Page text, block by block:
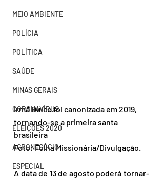
MEIO AMBIENTE
POLÍCIA
POLÍTICA
SAÚDE
MINAS GERAIS
CORONAVÍRUS
ELEIÇÕES 2020
AGRONEGÓCIO
ESPECIAL
Irmã Dulce foi canonizada em 2019,
tornando-se a primeira santa
brasileira
Foto: Folha Missionária/Divulgação.
A data de 13 de agosto poderá tornar-